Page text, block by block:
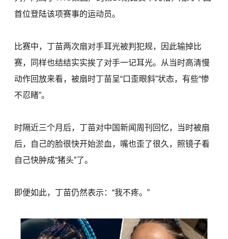
首位登陆该项赛事的运动员。
比赛中，丁苗两次扇对手耳光被判犯规，因此输掉比
赛，同样也结结实实挨了对手一记耳光。从当时高清慢
动作回放来看，被扇时丁苗呈“口歪眼斜”状态，有些“惨
不忍睹”。
时隔近三个月后，丁苗对中国新闻周刊回忆，当时被扇
后，自己的脸很快开始淤血，嘴也歪了很久，照镜子看
自己快肿成“猪头”了。
即便如此，丁苗仍然表示：“我不疼。”